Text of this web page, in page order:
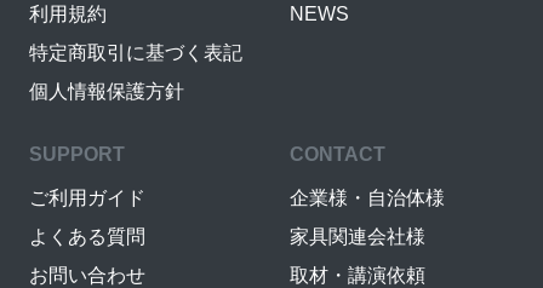
利用規約
特定商取引に基づく表記
個人情報保護方針
NEWS
SUPPORT
ご利用ガイド
よくある質問
お問い合わせ
CONTACT
企業様・自治体様
家具関連会社様
取材・講演依頼